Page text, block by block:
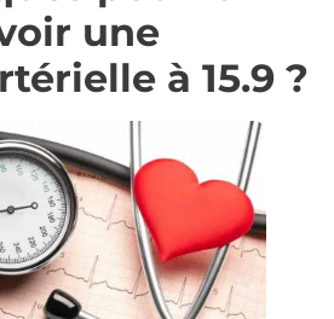
une
à 15.9 ?